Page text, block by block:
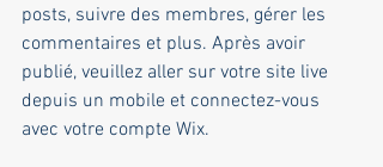
posts, suivre des membres, gérer les
commentaires et plus. Après avoir
publié, veuillez aller sur votre site live
depuis un mobile et connectez-vous
avec votre compte Wix.